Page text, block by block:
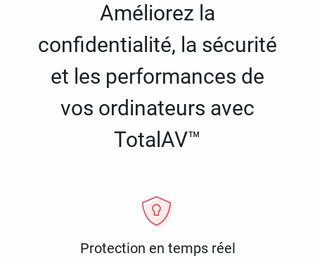
Améliorez la
confidentialité, la sécurité
et les performances de
vos ordinateurs avec
TotalAV™
Protection en temps réel